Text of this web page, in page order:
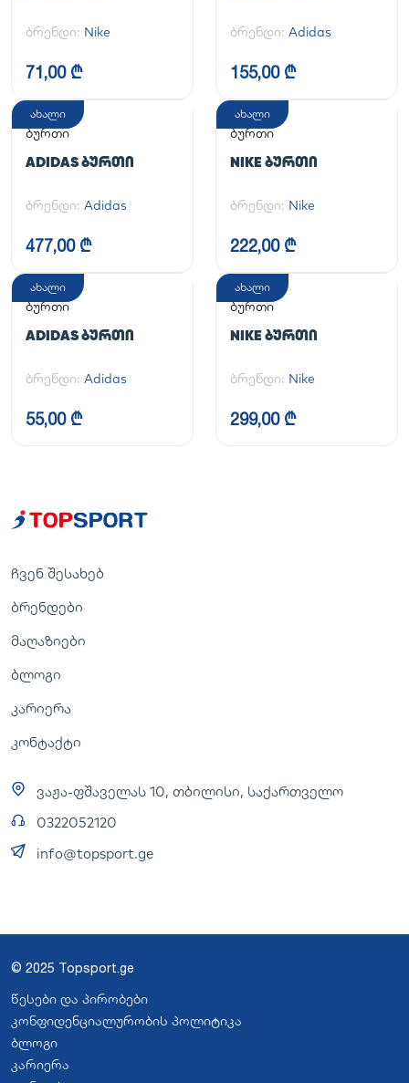
ბრენდი: Nike
71,00 ₾
ბრენდი: Adidas
155,00 ₾
ახალი
ბურთი
ADIDAS ᲑᲣᲠᲗᲘ
ბრენდი: Adidas
477,00 ₾
ახალი
ბურთი
NIKE ᲑᲣᲠᲗᲘ
ბრენდი: Nike
222,00 ₾
ახალი
ბურთი
ADIDAS ᲑᲣᲠᲗᲘ
ბრენდი: Adidas
55,00 ₾
ახალი
ბურთი
NIKE ᲑᲣᲠᲗᲘ
ბრენდი: Nike
299,00 ₾
ჩვენ შესახებ
ბრენდები
მაღაზიები
ბლოგი
კარიერა
კონტაქტი
ვაჟა-ფშაველას 10, თბილისი, საქართველო
0322052120
info@topsport.ge
© 2025 Topsport.ge
წესები და პირობები
კონფიდენციალურობის პოლიტიკა
ბლოგი
კარიერა